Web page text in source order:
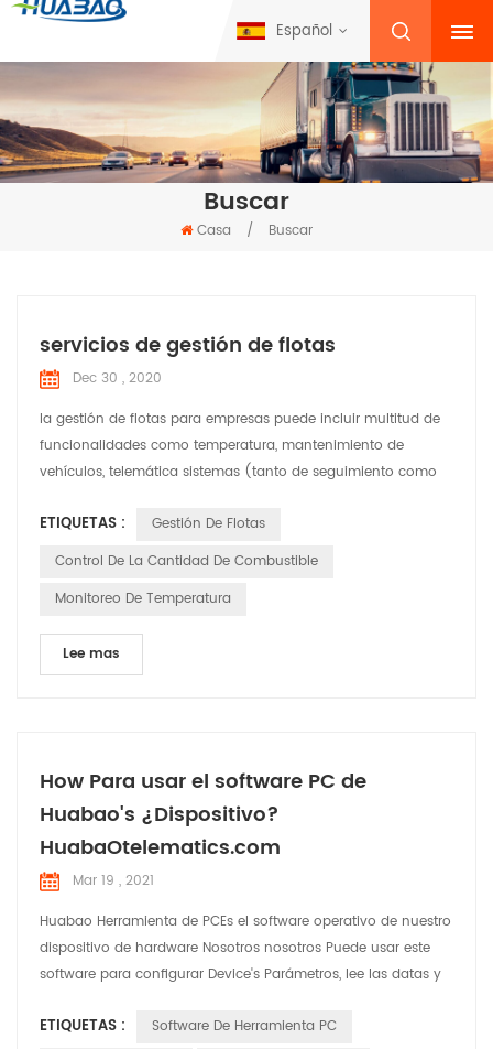
Español
Buscar
Casa / Buscar
servicios de gestión de flotas
Dec 30 , 2020
la gestión de flotas para empresas puede incluir multitud de
funcionalidades como temperatura, mantenimiento de
vehículos, telemática sistemas (tanto de seguimiento como
de combustible y gestión de la seguridad y salud de los
vehículos. controladores. Este tipo de servicios de gestión de
ETIQUETAS :
Gestión De Flotas
Control De La Cantidad De Combustible
Monitoreo De Temperatura
Lee mas
How Para usar el software PC de
Huabao's ¿Dispositivo?
HuabaOtelematics.com
Mar 19 , 2021
Huabao Herramienta de PCEs el software operativo de nuestro
dispositivo de hardware Nosotros nosotros Puede usar este
software para configurar Device's Parámetros, lee las datas y
para breves introducir las funciones y el uso del software
ETIQUETAS :
Software De Herramienta PC